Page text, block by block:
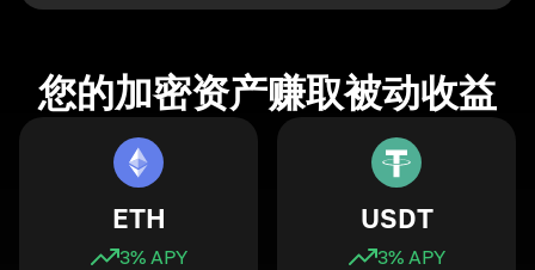
您的加密资产赚取被动收益
ETH
3% APY
USDT
3% APY